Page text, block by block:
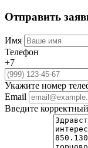
Отправить
Имя
Телефон
+7
Укажите номер
Email
Введите